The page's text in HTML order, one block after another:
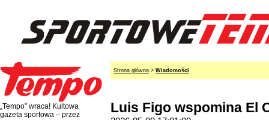
„Tempo” wraca! Kultowa
gazeta sportowa – przez
Strona główna > Wiadomości
Luis Figo wspomina El